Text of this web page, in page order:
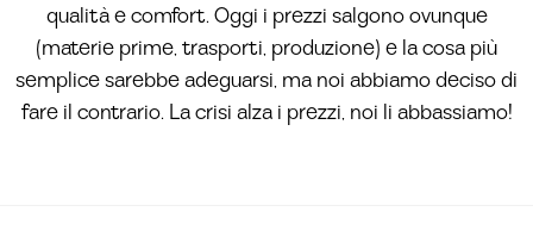
qualità e comfort. Oggi i prezzi salgono ovunque
(materie prime, trasporti, produzione) e la cosa più
semplice sarebbe adeguarsi, ma noi abbiamo deciso di
fare il contrario. La crisi alza i prezzi, noi li abbassiamo!